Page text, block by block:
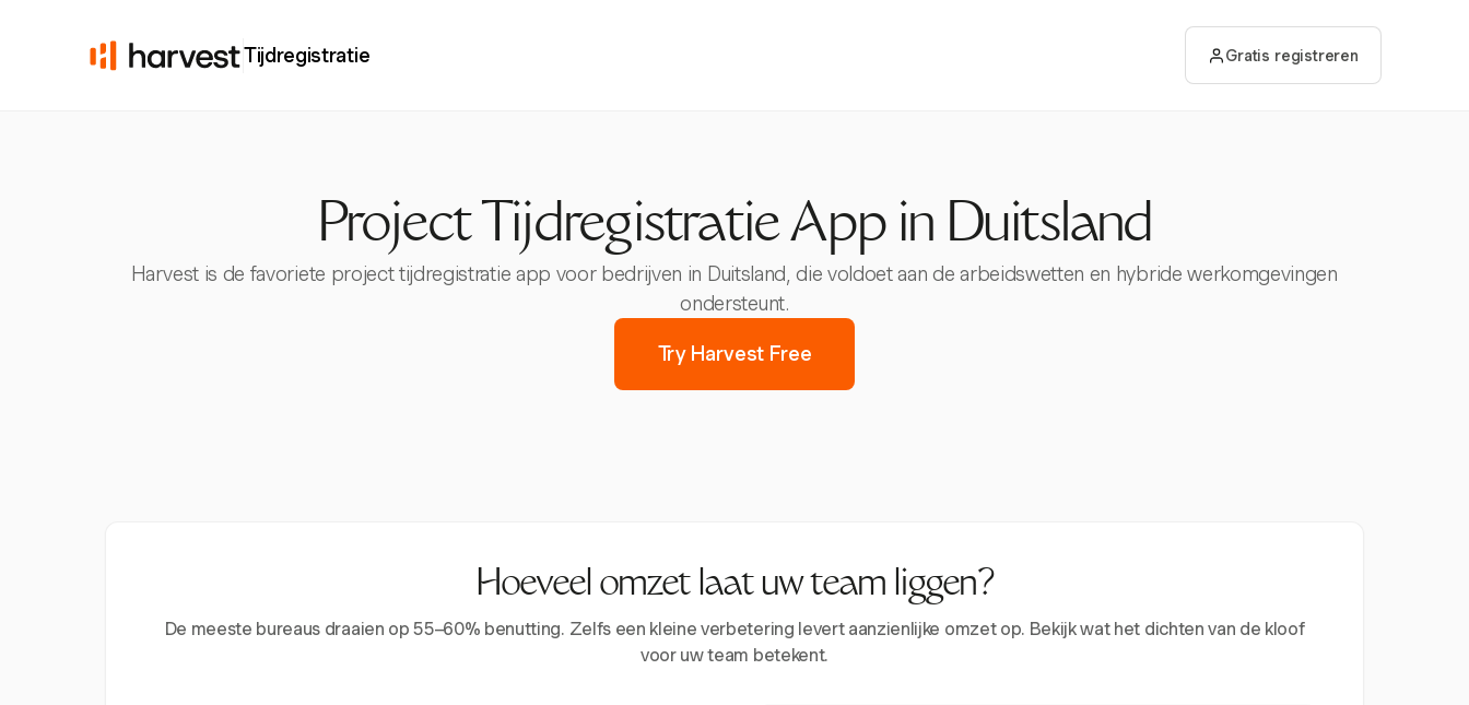
Tijdregistratie Gratis registreren
Project Tijdregistratie App in Duitsland
Harvest is de favoriete project tijdregistratie app voor bedrijven in Duitsland, die voldoet aan de arbeidswetten en hybride werkomgevingen
ondersteunt.
Try Harvest Free
Hoeveel omzet laat uw team liggen?
De meeste bureaus draaien op 55–60% benutting. Zelfs een kleine verbetering levert aanzienlijke omzet op. Bekijk wat het dichten van de kloof
voor uw team betekent.